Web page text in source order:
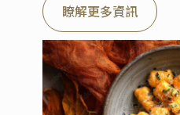
瞭解更多資訊